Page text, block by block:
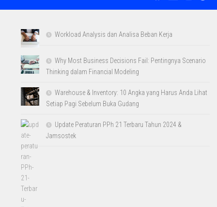
Workload Analysis dan Analisa Beban Kerja
Why Most Business Decisions Fail: Pentingnya Scenario
Thinking dalam Financial Modeling
Warehouse & Inventory: 10 Angka yang Harus Anda Lihat
Setiap Pagi Sebelum Buka Gudang
Update Peraturan PPh 21 Terbaru Tahun 2024 &
Jamsostek